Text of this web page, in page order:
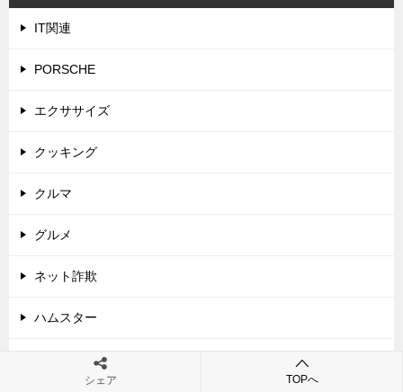
IT関連
PORSCHE
エクササイズ
クッキング
クルマ
グルメ
ネット詐欺
ハムスター
シェア TOPへ